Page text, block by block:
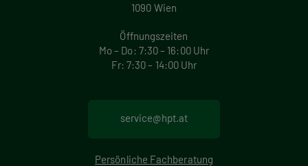
1090 Wien
Öffnungszeiten
Mo – Do: 7:30 – 16:00 Uhr
Fr: 7:30 – 14:00 Uhr
service@hpt.at
Persönliche Fachberatung